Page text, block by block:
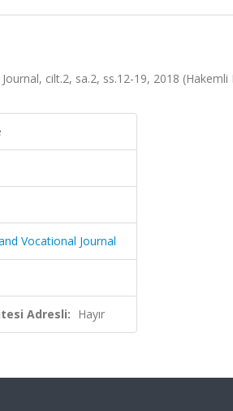
cilt.2, sa.2, ss.12-19, 2018 (Hakemli
Vocational Journal
Adresli: Hayır